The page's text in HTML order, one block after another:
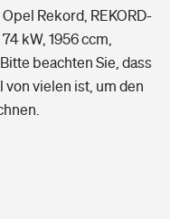
Rekord, REKORD-
kW, 1956 ccm,
beachten Sie, dass
vielen ist, um den